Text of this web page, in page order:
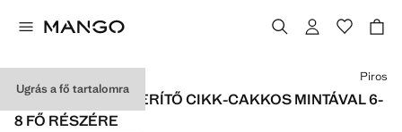
Ugrás a fő tartalomra
KOCKÁS PAMUTTERÍTŐ CIKK-CAKKOS MINTÁVAL 6-
8 FŐ RÉSZÉRE
Válassz egy színt
Piros